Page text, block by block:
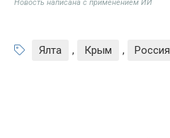
Новость написана с применением ИИ
Ялта , Крым , Россия